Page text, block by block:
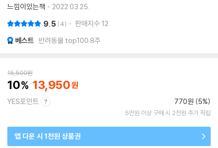
느낌이있는책
2022.03.25.
9.5 4 판매지수 12
베스트 반려동물 top100 8주
15,500원
10 13,950
YES포인트 770원 (5%)
5만원 이상 구매 시 2천원 추가 적립
앱 다운 시 1천원 상품권